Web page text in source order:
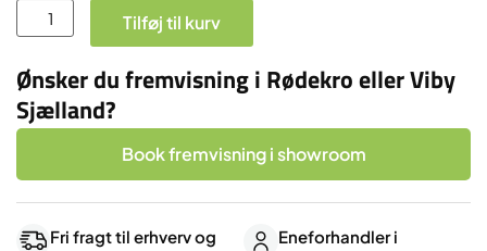
Agro-
Tom
meters
discharve
Tilføj til kurv
Ønsker du fremvisning i Rødekro eller Viby
Sjælland?
Book fremvisning i showroom
Fri fragt til erhverv og
Eneforhandler i